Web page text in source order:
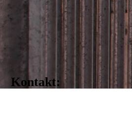
Kontakt: